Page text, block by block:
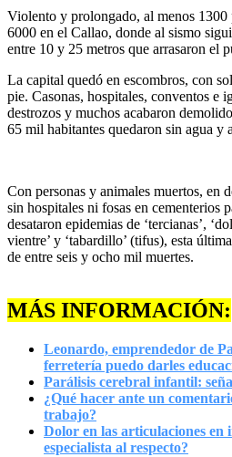
Violento y prolongado, al menos
6000 en el Callao, donde al sismo
entre 10 y 25 metros que arrasaron el
La capital quedó en escombros, con
pie. Casonas, hospitales, conventos e
destrozos y muchos acabaron
65 mil habitantes quedaron sin agua y
Con personas y animales muertos, en
sin hospitales ni fosas en cementerios
desataron epidemias de ‘tercianas’,
vientre’ y ‘tabardillo’ (tifus), esta
de entre seis y ocho mil muertes.
MÁS INFORMACIÓN:
Leonardo, emprendedor de
ferretería puedo darles
Parálisis cerebral infantil:
¿Qué hacer ante un
trabajo?
Dolor en las articulaciones en
especialista al respecto?